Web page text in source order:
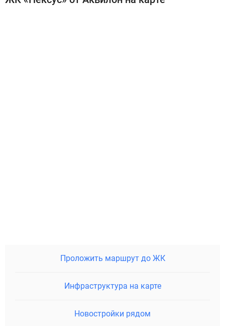
Проложить маршрут до ЖК
Инфраструктура на карте
Новостройки рядом